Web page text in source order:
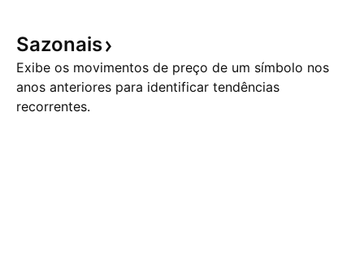
Sazonais
Exibe os movimentos de preço de um símbolo nos
anos anteriores para identificar tendências
recorrentes.